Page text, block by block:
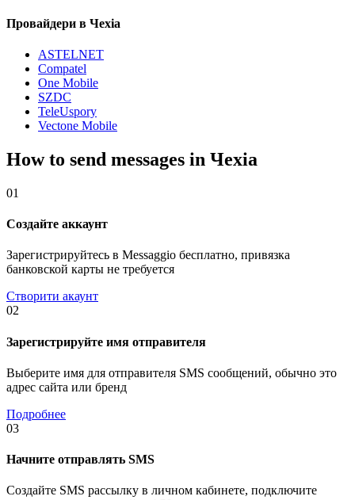
Провайдери в Чехіа
ASTELNET
Compatel
One Mobile
SZDC
TeleUspory
Vectone Mobile
How to send messages in Чехіа
01
Создайте аккаунт
Зарегистрируйтесь в Messaggio бесплатно, привязка
банковской карты не требуется
Створити акаунт
02
Зарегистрируйте имя отправителя
Выберите имя для отправителя SMS сообщений, обычно это
адрес сайта или бренд
Подробнее
03
Начните отправлять SMS
Создайте SMS рассылку в личном кабинете, подключите